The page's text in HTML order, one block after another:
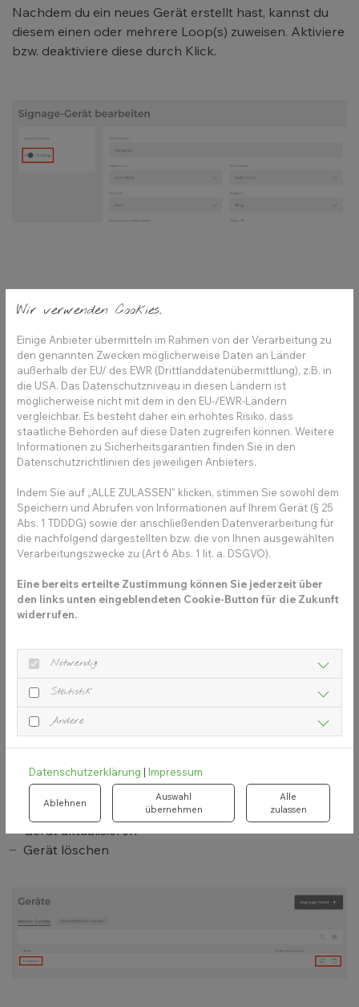
Nachdem du ein neues Gerät erstellt hast, kannst du
diesem einen oder mehrere Loop(s) zuweisen. Aktiviere
bzw. deaktiviere diese durch Klick.
Geräteverwalten
Im BereichSignage
siehst du alle bisher
angelegten Signage-Geräte. Um die Einstellungen eines
bestehenden Gerätes zu bearbeiten, klicke auf die
Bezeichnung.
Über die Icons rechts kannst du weitere Aktionen
ausführen:
Gerät aktualisieren
Gerät löschen
Wir verwenden Cookies.
Einige Anbieter übermitteln im Rahmen von der Verarbeitung zu
den genannten Zwecken möglicherweise Daten an Länder
außerhalb der EU/ des EWR (Drittlanddatenübermittlung), z.B. in
die USA. Das Datenschutzniveau in diesen Ländern ist
möglicherweise nicht mit dem in den EU-/EWR-Ländern
vergleichbar. Es besteht daher ein erhöhtes Risiko, dass
staatliche Behörden auf diese Daten zugreifen können. Weitere
Informationen zu Sicherheitsgarantien finden Sie in den
Datenschutzrichtlinien des jeweiligen Anbieters.
Indem Sie auf „ALLE ZULASSEN" klicken, stimmen Sie sowohl dem
Speichern und Abrufen von Informationen auf Ihrem Gerät (§ 25
Abs. 1 TDDDG) sowie der anschließenden Datenverarbeitung für
die nachfolgend dargestellten bzw. die von Ihnen ausgewählten
Verarbeitungszwecke zu (Art 6 Abs. 1 lit. a. DSGVO).
Eine bereits erteilte Zustimmung können Sie jederzeit über
den links unten eingeblendeten Cookie-Button für die Zukunft
widerrufen.
Notwendig
Statistik
Andere
Datenschutzerklärung | Impressum
Ablehnen
Auswahl
übernehmen
Alle
zulassen